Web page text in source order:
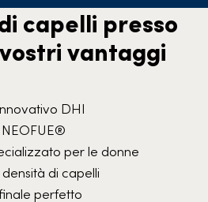
capelli presso
vantaggi
DHI
per le donne
di capelli
perfetto